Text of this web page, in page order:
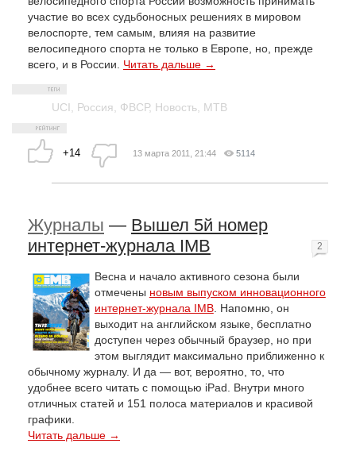
участие во всех судьбоносных решениях в мировом
велоспорте, тем самым, влияя на развитие
велосипедного спорта не только в Европе, но, прежде
всего, и в России. Читать дальше →
UCI Россия ФВСР, Новость MTB
+14 13 марта 2011, 21:44 5114
Журналы — Вышел 5й номер
интернет-журнала IMB
Весна и начало активного сезона были
отмечены новым выпуском инновационного
интернет-журнала IMB. Напомню, он
выходит на английском языке, бесплатно
доступен через обычный браузер, но при
этом выглядит максимально приближенно к
обычному журналу. И да — вот, вероятно, то, что
удобнее всего читать с помощью iPad. Внутри много
отличных статей и 151 полоса материалов и красивой
графики.
Читать дальше →
2